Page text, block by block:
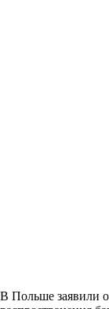
В Польше заявили